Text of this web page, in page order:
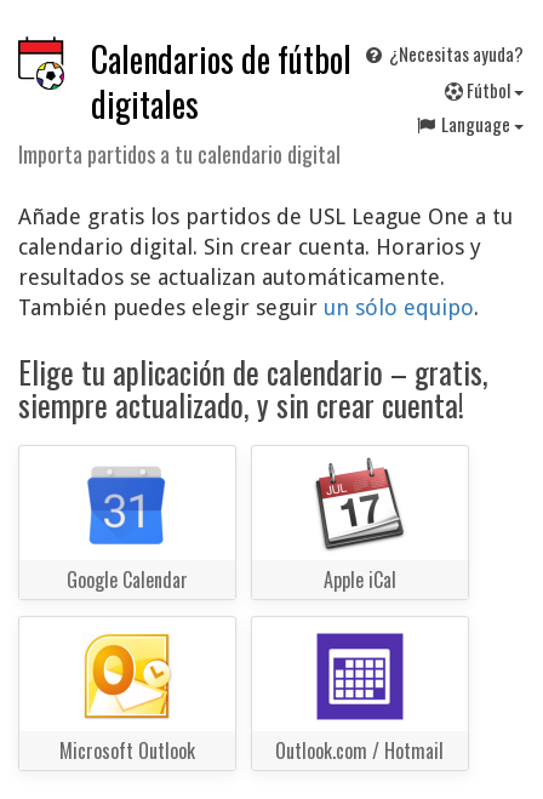
Calendarios de fútbol
digitales
Importa partidos a tu calendario digital
¿Necesitas ayuda?
Fútbol
Language
Añade gratis los partidos de USL League One a tu
calendario digital. Sin crear cuenta. Horarios y
resultados se actualizan automáticamente.
También puedes elegir seguir un sólo equipo.
Elige tu aplicación de calendario – gratis,
siempre actualizado, y sin crear cuenta!
Google Calendar Apple iCal
Microsoft Outlook Outlook.com / Hotmail